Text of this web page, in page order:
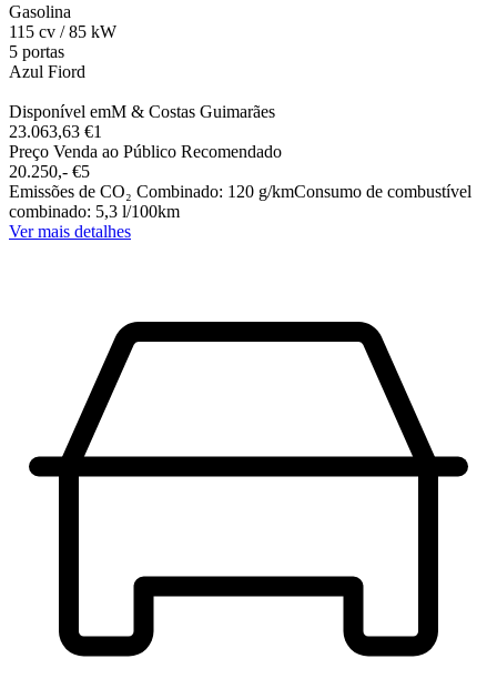
Gasolina
115 cv / 85 kW
5 portas
Azul Fiord
Disponível emM & Costas Guimarães
23.063,63 €1
Preço Venda ao Público Recomendado
20.250,-‍ €5
Emissões de CO₂ Combinado: 120 g/kmConsumo de combustível
combinado: 5,3 l/100km
Ver mais detalhes